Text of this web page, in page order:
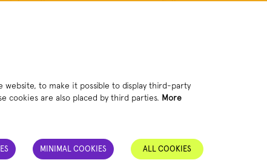
This site is protected by reCAPTCHA, data
Cloud Data Processing Addendum
website, to make it possible to display third-party
cookies are also placed by third parties. More
MINIMAL COOKIES ALL COOKIES